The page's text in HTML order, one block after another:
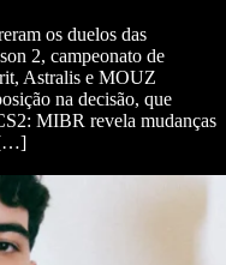
os duelos das
2, campeonato de
Astralis e MOUZ
na decisão, que
MIBR revela mudanças
[…]